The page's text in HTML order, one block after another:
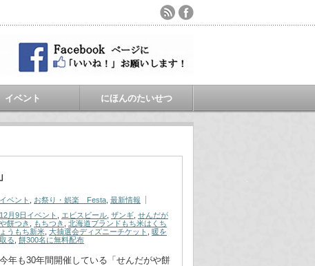
イベント にほんのたいせつ
イベント お祭り・娯楽 Festa 最新情報
12月9日イベント
エビスビール ザンギ せんだが
や餅つき
もちつき
北海道ブランドもち米はくち
ょうもち新米 大抽選会ディズニーチケット
暖を
取る 餅300名に無料配布
今年も30年間開催している「せんだがや餅